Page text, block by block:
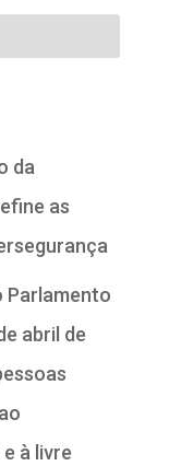
da
as
Parlamento
abril de
à livre